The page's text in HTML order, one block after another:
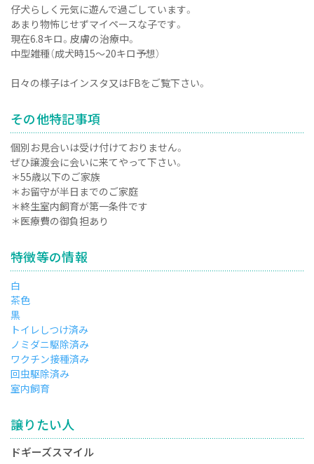
仔犬らしく元気に遊んで過ごしています。
あまり物怖じせずマイペースな子です。
現在6.8キロ。皮膚の治療中。
中型雑種（成犬時15〜20キロ予想）
日々の様子はインスタ又はFBをご覧下さい。
その他特記事項
個別お見合いは受け付けておりません。
ぜひ譲渡会に会いに来てやって下さい。
＊55歳以下のご家族
＊お留守が半日までのご家庭
＊終生室内飼育が第一条件です
＊医療費の御負担あり
特徴等の情報
白
茶色
黒
トイレしつけ済み
ノミダニ駆除済み
ワクチン接種済み
回虫駆除済み
室内飼育
譲りたい人
ドギーズスマイル